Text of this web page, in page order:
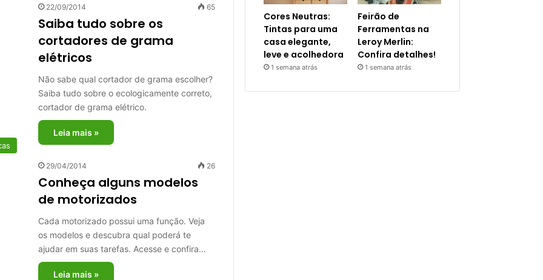
22/09/2014 65
Saiba tudo sobre os
cortadores de grama
elétricos
Não sabe qual cortador de grama escolher?
Saiba tudo sobre o ecologicamente correto,
cortador de grama elétrico.
Leia mais »
29/04/2014 26
Conheça alguns modelos
de motorizados
Cada motorizado possui uma função. Veja
os modelos e descubra qual poderá te
ajudar em suas tarefas. Acesse e confira…
Leia mais »
Cores Neutras:
Tintas para uma
casa elegante,
leve e acolhedora
1 semana atrás
Feirão de
Ferramentas na
Leroy Merlin:
Confira detalhes!
1 semana atrás